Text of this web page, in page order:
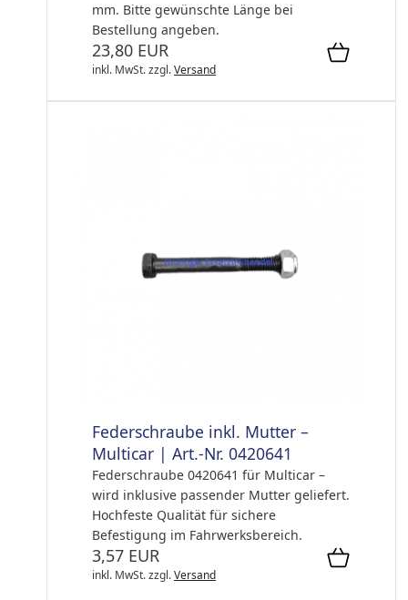
mm. Bitte gewünschte Länge bei
Bestellung angeben.
23,80 EUR
inkl. MwSt.zzgl.Versand
Federschraube inkl. Mutter –
Multicar | Art.-Nr. 0420641
Federschraube 0420641 für Multicar –
wird inklusive passender Mutter geliefert.
Hochfeste Qualität für sichere
Befestigung im Fahrwerksbereich.
3,57 EUR
inkl. MwSt.zzgl.Versand